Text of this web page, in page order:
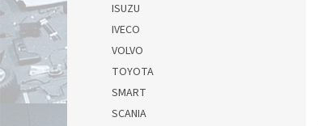
ISUZU
IVECO
VOLVO
TOYOTA
SMART
SCANIA